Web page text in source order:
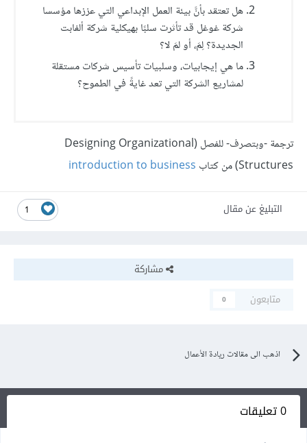
هل تعتقد بأنَّ بيئة العمل الإبداعي التي عززها مؤسسا
شركة غوغل قد تأثرت سلبًا بهيكلية شركة ألفابت
الجديدة؟ لِمَ، أو لمَ لا؟
ما هي إيجابيات، وسلبيات تأسيس شركات مستقلة
لمشاريع الشركة التي تعد غايةً في الطموح؟
ترجمة -وبتصرف- للفصل (Designing Organizational
Structures) من كتاب
introduction to business
1 التبليغ عن مقال
مشاركة
متابعون
0
اذهب الى مقالات ريادة الأعمال
0 تعليقات